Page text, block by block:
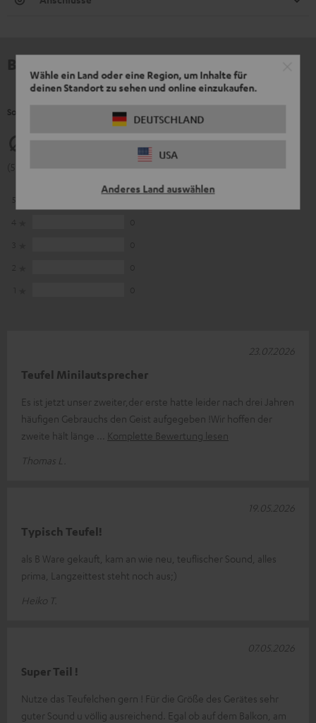
Wähle ein Land oder eine Region, um Inhalte für
deinen Standort zu sehen und online einzukaufen.
DEUTSCHLAND
USA
Anderes Land auswählen
So bewerten Kunden dieses Produkt
Teufel Minilautsprecher
Es ist jetzt unser zweiter,der erste hatte leider nach drei Jahren
häufigen Gebrauchs den Geist aufgegeben !Wir hoffen der
zweite hält länge
Komplette Bewertung lesen
Thomas L.
23.07.2026
Typisch Teufel!
als B Ware gekauft, kam an wie neu, teuflischer Sound, alles
prima, Langzeittest steht noch aus;)
Heiko T.
19.05.2026
Super Teil !
Nutze das Teufelchen gern ! Für die Größe des Gerätes sehr
guter Sound u völlig ausreichend. Egal ob auf dem Balkon, am
07.05.2026